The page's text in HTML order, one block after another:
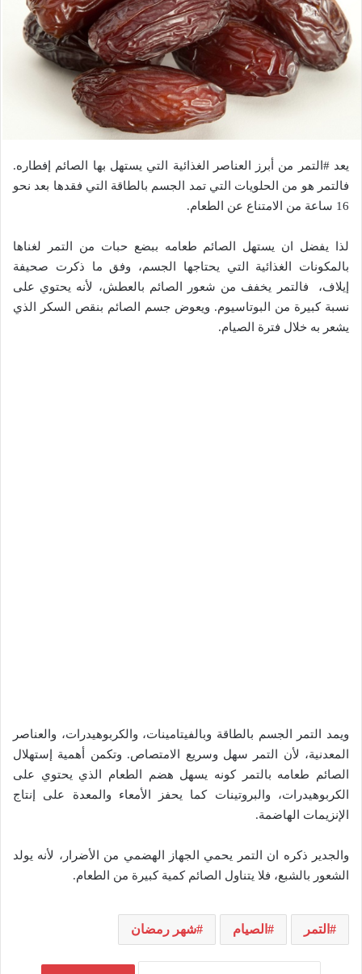
يعد #التمر من أبرز العناصر الغذائية التي يستهل بها الصائم إفطاره.
فالتمر هو من الحلويات التي تمد الجسم بالطاقة التي فقدها بعد نحو
16 ساعة من الامتناع عن الطعام.
لذا يفضل ان يستهل الصائم طعامه ببضع حبات من التمر لغناها
بالمكونات الغذائية التي يحتاجها الجسم، وفق ما ذكرت صحيفة
إيلاف، فالتمر يخفف من شعور الصائم بالعطش، لأنه يحتوي على
نسبة كبيرة من البوتاسيوم. ويعوض جسم الصائم بنقص السكر الذي
يشعر به خلال فترة الصيام.
ويمد التمر الجسم بالطاقة وبالفيتامينات، والكربوهيدرات، والعناصر
المعدنية، لأن التمر سهل وسريع الامتصاص. وتكمن أهمية إستهلال
الصائم طعامه بالتمر كونه يسهل هضم الطعام الذي يحتوي على
الكربوهيدرات، والبروتينات كما يحفز الأمعاء والمعدة على إنتاج
الإنزيمات الهاضمة.
والجدير ذكره ان التمر يحمي الجهاز الهضمي من الأضرار، لأنه يولد
الشعور بالشبع، فلا يتناول الصائم كمية كبيرة من الطعام.
التمر الصيام شهر رمضان